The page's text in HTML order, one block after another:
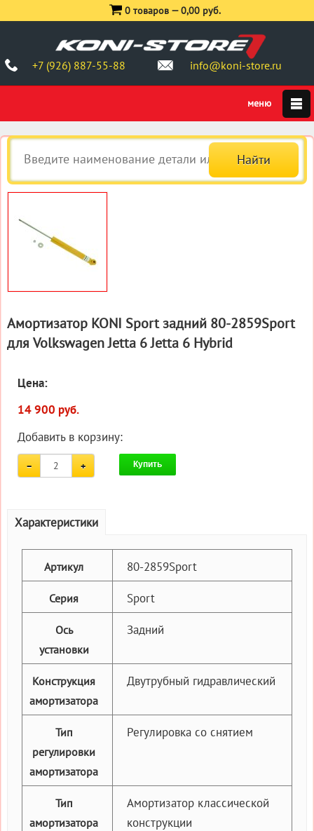
+7 (926) 887-55-88 info@koni-store.ru
0 товаров —0,00 руб.
Амортизатор KONI Sport задний 80-2859Sport
для Volkswagen Jetta 6 Jetta 6 Hybrid
Цена:
14 900 руб.
Добавить в корзину:
Купить
Характеристики
Артикул 80-2859Sport
Серия Sport
Ось
установки
Задний
Конструкция
амортизатора
Двутрубный гидравлический
Тип
регулировки
амортизатора
Регулировка со снятием
Тип
амортизатора
Амортизатор классической
конструкции